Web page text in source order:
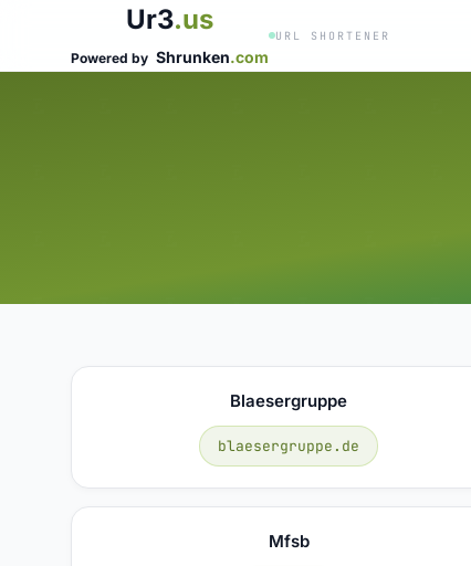
Ur3.us
Powered by Shrunken.com
URL SHORTENER
Blaesergruppe
blaesergruppe.de
Mfsb